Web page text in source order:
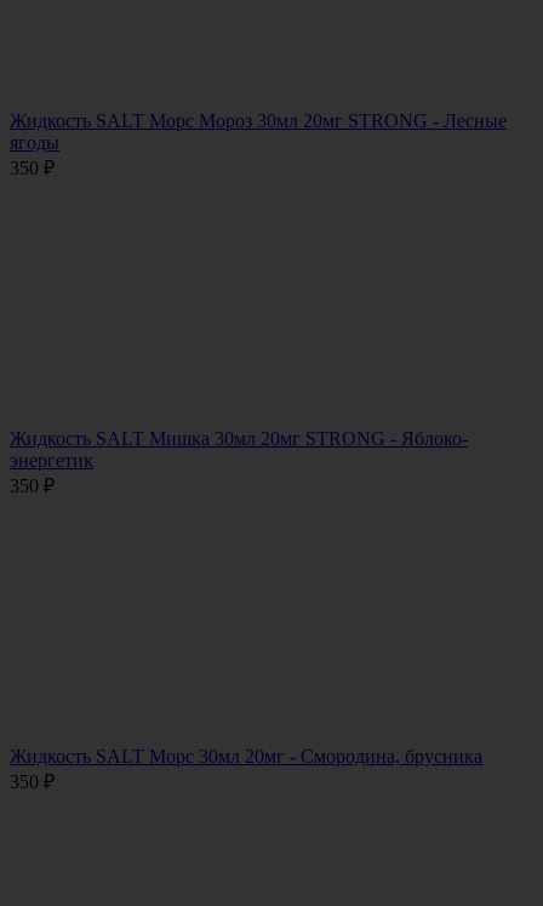
Жидкость SALT Морс Мороз 30мл 20мг STRONG - Лесные
ягоды
350 ₽
Жидкость SALT Мишка 30мл 20мг STRONG - Яблоко-
энергетик
350 ₽
Жидкость SALT Морс 30мл 20мг - Смородина, брусника
350 ₽